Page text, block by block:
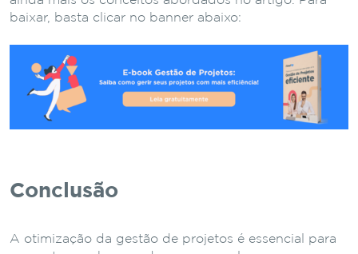
baixar, basta clicar no banner abaixo:
Conclusão
A otimização da gestão de projetos é essencial para